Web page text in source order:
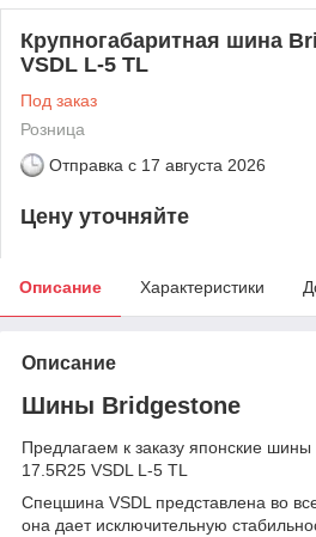
Крупногабаритная шина
VSDL L-5 TL
Под заказ
Розница
Отправка с 17 августа 2026
Цену уточняйте
Описание Характеристики
Описание
Шины Bridgestone
Предлагаем к заказу японские
17.5R25 VSDL L-5 TL
Спецшина VSDL представлена во
она дает исключительную